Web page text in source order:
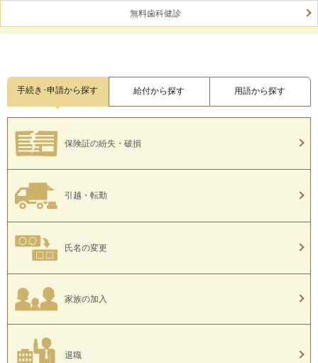
無料歯科健診
手続き･申請から探す 給付から探す 用語から探す
保険証の紛失・破損
引越・転勤
氏名の変更
家族の加入
退職